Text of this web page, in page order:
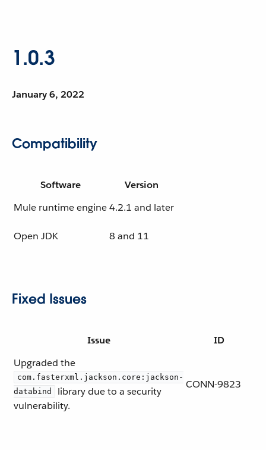
1.0.3
January 6, 2022
Compatibility
Software
Version
Mule runtime engine4.2.1 and later
Open JDK 8 and 11
Fixed Issues
Issue
ID
Upgraded the
com.fasterxml.jackson.core:jackson-
databind
library due to a security
vulnerability.
CONN-9823